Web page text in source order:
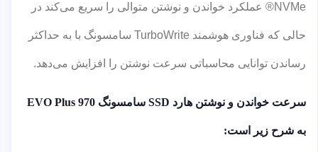
NVMe® عملکرد خواندن و نوشتن متوالی را سریع می‌کند در
حالی که فناوری هوشمند TurboWrite سامسونگ با به حداکثر
رساندن توانایی محاسباتی سرعت نوشتن را افزایش می‌دهد.
سرعت خواندن و نوشتن هارد SSD سامسونگ EVO Plus 970
به شرح زیر است: